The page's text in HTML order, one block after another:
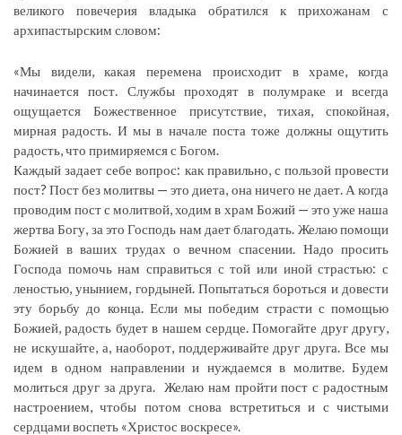
великого повечерия владыка обратился к прихожанам с
архипастырским словом:
«Мы видели, какая перемена происходит в храме, когда
начинается пост. Службы проходят в полумраке и всегда
ощущается Божественное присутствие, тихая, спокойная,
мирная радость. И мы в начале поста тоже должны ощутить
радость, что примиряемся с Богом.
Каждый задает себе вопрос: как правильно, с пользой провести
пост? Пост без молитвы — это диета, она ничего не дает. А когда
проводим пост с молитвой, ходим в храм Божий — это уже наша
жертва Богу, за это Господь нам дает благодать. Желаю помощи
Божией в ваших трудах о вечном спасении. Надо просить
Господа помочь нам справиться с той или иной страстью: с
леностью, унынием, гордыней. Попытаться бороться и довести
эту борьбу до конца. Если мы победим страсти с помощью
Божией, радость будет в нашем сердце. Помогайте друг другу,
не искушайте, а, наоборот, поддерживайте друг друга. Все мы
идем в одном направлении и нуждаемся в молитве. Будем
молиться друг за друга. Желаю нам пройти пост с радостным
настроением, чтобы потом снова встретиться и с чистыми
сердцами воспеть «Христос воскресе».